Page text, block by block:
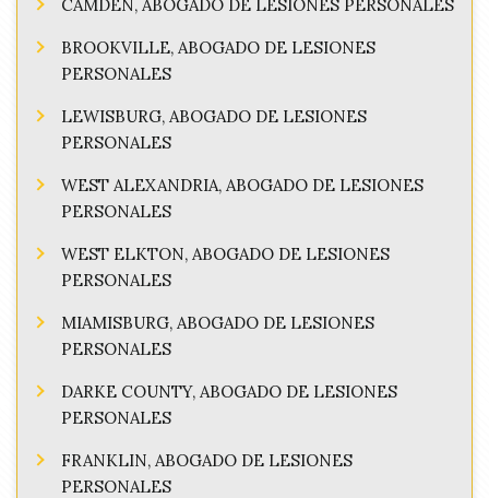
CAMDEN, ABOGADO DE LESIONES PERSONALES
BROOKVILLE, ABOGADO DE LESIONES
PERSONALES
LEWISBURG, ABOGADO DE LESIONES
PERSONALES
WEST ALEXANDRIA, ABOGADO DE LESIONES
PERSONALES
WEST ELKTON, ABOGADO DE LESIONES
PERSONALES
MIAMISBURG, ABOGADO DE LESIONES
PERSONALES
DARKE COUNTY, ABOGADO DE LESIONES
PERSONALES
FRANKLIN, ABOGADO DE LESIONES
PERSONALES